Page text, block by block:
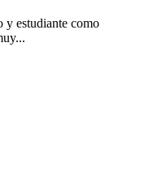
y estudiante como